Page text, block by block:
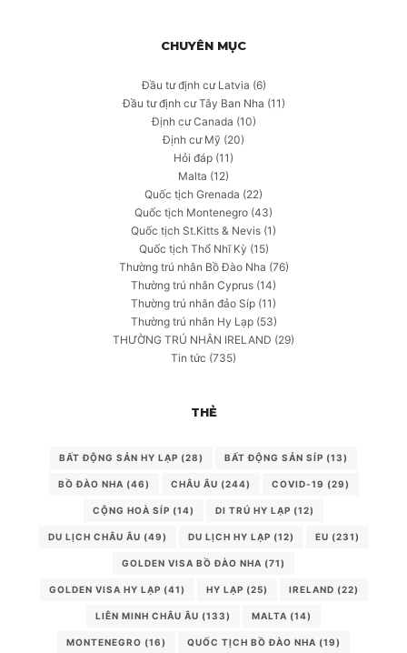
CHUYÊN MỤC
Đầu tư định cư Latvia (6)
Đầu tư định cư Tây Ban Nha (11)
Định cư Canada (10)
Định cư Mỹ (20)
Hỏi đáp (11)
Malta (12)
Quốc tịch Grenada (22)
Quốc tịch Montenegro (43)
Quốc tịch St.Kitts & Nevis (1)
Quốc tịch Thổ Nhĩ Kỳ (15)
Thường trú nhân Bồ Đào Nha (76)
Thường trú nhân Cyprus (14)
Thường trú nhân đảo Síp (11)
Thường trú nhân Hy Lạp(53)
THƯỜNG TRÚ NHÂN IRELAND (29)
Tin tức (735)
THẺ
BẤT ĐỘNG SẢN HY LẠP (28) BẤT ĐỘNG SẢN SÍP (13)
BỒ ĐÀO NHA (46) CHÂU ÂU (244) COVID-19 (29)
CỘNG HOÀ SÍP (14) DI TRÚ HY LẠP (12)
DU LỊCH CHÂU ÂU (49) DU LỊCH HY LẠP (12) EU (231)
GOLDEN VISA BỒ ĐÀO NHA (71)
GOLDEN VISA HY LẠP (41) HY LẠP (25) IRELAND (22)
LIÊN MINH CHÂU ÂU (133) MALTA (14)
MONTENEGRO (16) QUỐC TỊCH BỒ ĐÀO NHA (19)